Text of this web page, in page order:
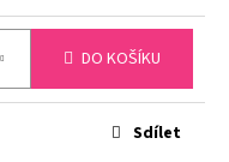
DO KOŠÍKU
Sdílet